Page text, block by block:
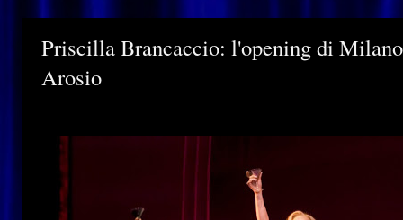
Priscilla Brancaccio: l'opening di
Arosio